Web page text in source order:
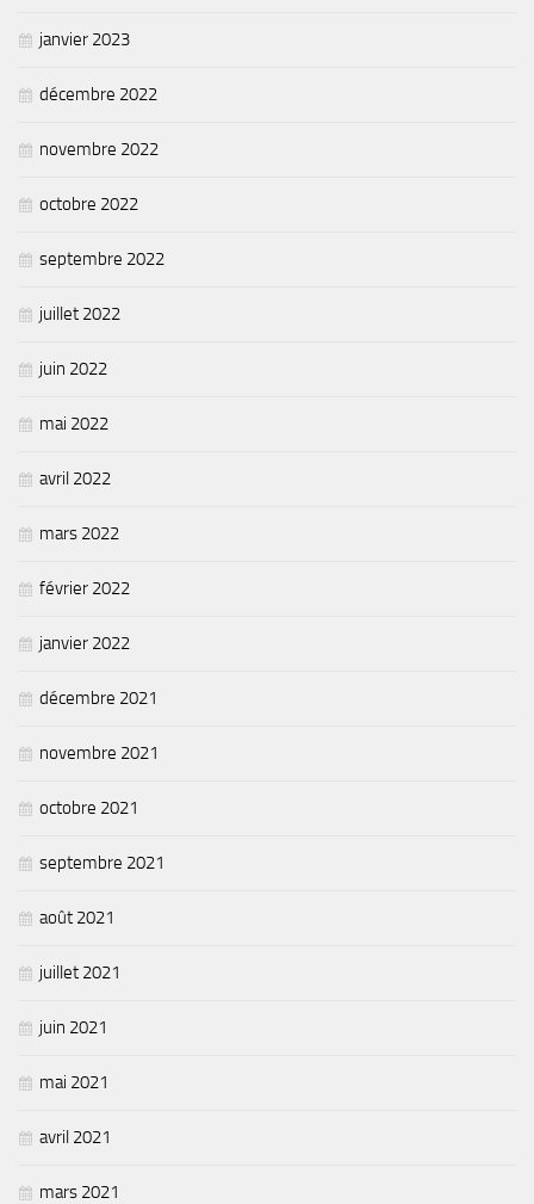
janvier 2023
décembre 2022
novembre 2022
octobre 2022
septembre 2022
juillet 2022
juin 2022
mai 2022
avril 2022
mars 2022
février 2022
janvier 2022
décembre 2021
novembre 2021
octobre 2021
septembre 2021
août 2021
juillet 2021
juin 2021
mai 2021
avril 2021
mars 2021